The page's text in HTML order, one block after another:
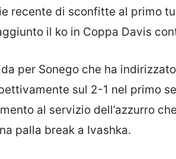
recente di sconfitte al primo
il ko in Coppa Davis
per Sonego che ha
sul 2-1 nel primo
al servizio dell’azzurro
palla break a Ivashka.